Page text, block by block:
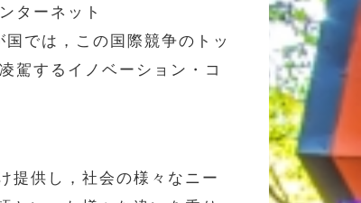
ターネット
では，この国際競争のトッ
駕するイノベーション・コ
提供し，社会の様々なニー